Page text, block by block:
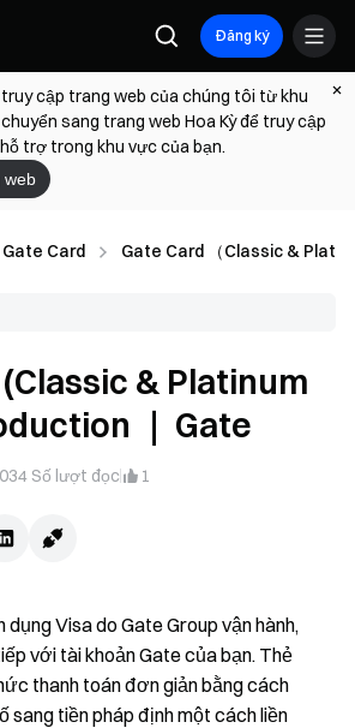
Đăng ký
cập trang web của chúng tôi từ khu
sang trang web Hoa Kỳ để truy cập
trợ trong khu vực của bạn.
web
Gate Card Gate Card （Classic &
& Platinum
｜ Gate
Số lượt đọc 1
dụng Visa do Gate Group vận hành,
với tài khoản Gate của bạn. Thẻ
thanh toán đơn giản bằng cách
sang tiền pháp định một cách liền